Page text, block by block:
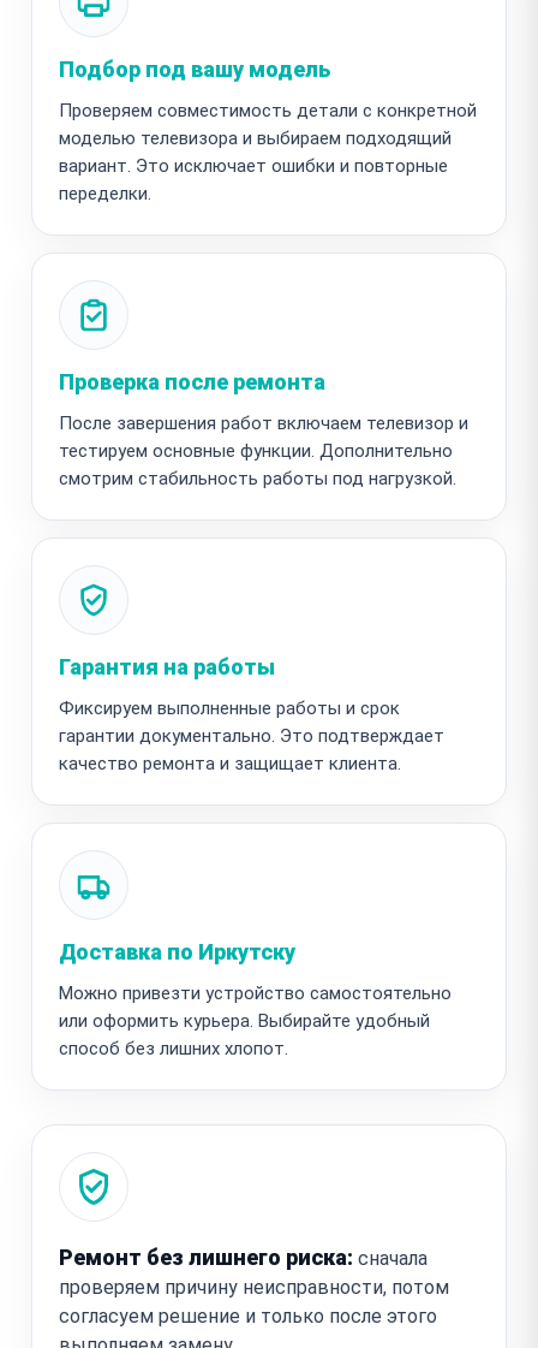
Подбор под вашу модель
Проверяем совместимость детали с конкретной
моделью телевизора и выбираем подходящий
вариант. Это исключает ошибки и повторные
переделки.
Проверка после ремонта
После завершения работ включаем телевизор и
тестируем основные функции. Дополнительно
смотрим стабильность работы под нагрузкой.
Гарантия на работы
Фиксируем выполненные работы и срок
гарантии документально. Это подтверждает
качество ремонта и защищает клиента.
Доставка по Иркутску
Можно привезти устройство самостоятельно
или оформить курьера. Выбирайте удобный
способ без лишних хлопот.
Ремонт без лишнего риска: сначала
проверяем причину неисправности, потом
согласуем решение и только после этого